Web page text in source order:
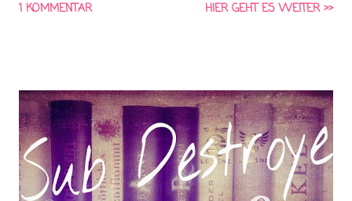
Nacht, die ihr Leben verändert hat. Und nicht nur ihres. Emma
Reaktion, als sie ihn gebeten hat, die Hochzeit zu verschieben.
Und an alles, was danach kam. Schließlich klopft es an der Tür.
Jemand ist gekommen, um Emma nach unten zu führen. Wer?
Lassen Sie sich überraschen!
1 KOMMENTAR HIER GEHT ES WEITER >>